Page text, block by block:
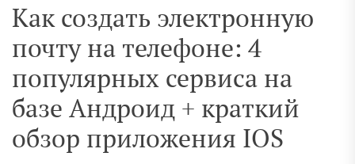
Как создать электронную
почту на телефоне: 4
популярных сервиса на
базе Андроид + краткий
обзор приложения IOS